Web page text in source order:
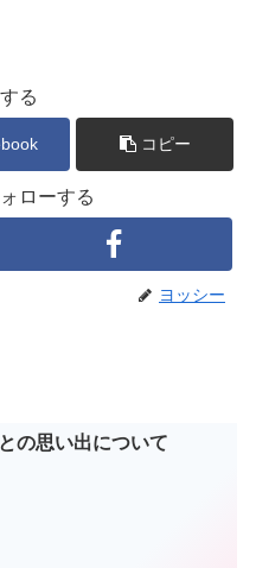
る
コピー
ローする
ヨッシー
の思い出について